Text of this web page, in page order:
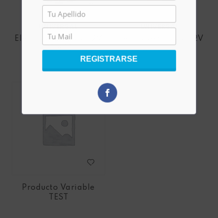
UNIVERSAL
Electro ventilador 12V
120w 10″
UNIVERSAL
Electro ventilador 12V
aspa curva 10″
Producto Variable
TEST
REGISTRARSE